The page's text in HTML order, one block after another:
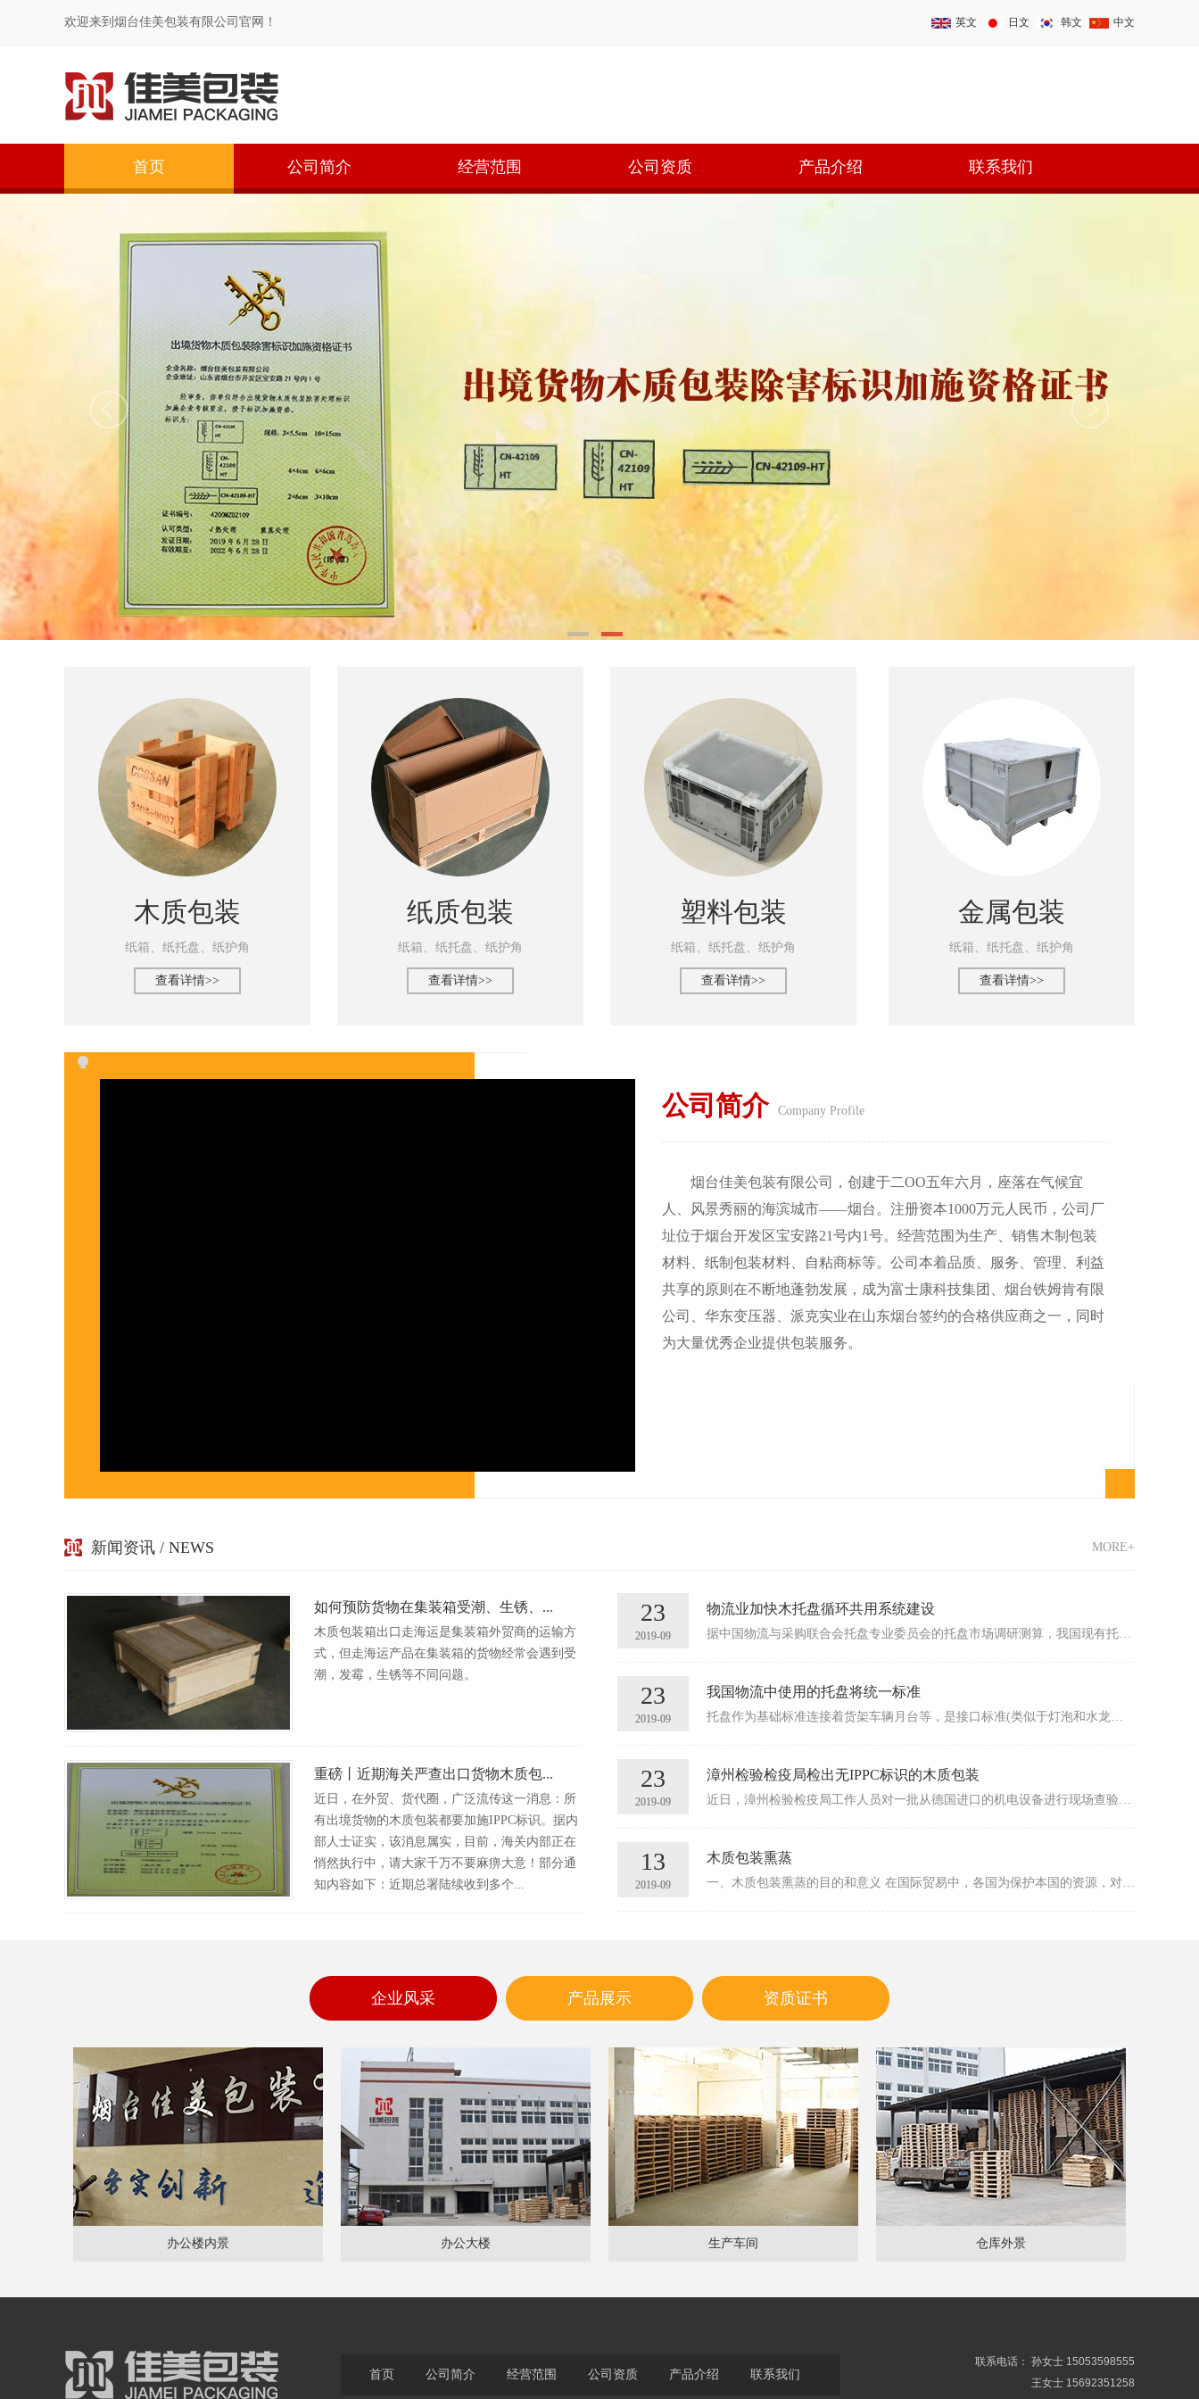
欢迎来到烟台佳美包装有限公司官网！ 英文 日文 韩文 中文
首页 公司简介 经营范围 公司资质 产品介绍 联系我们
木质包装
纸箱、纸托盘、纸护角
查看详情>>
纸质包装
纸箱、纸托盘、纸护角
查看详情>>
塑料包装
纸箱、纸托盘、纸护角
查看详情>>
金属包装
纸箱、纸托盘、纸护角
查看详情>>
公司简介 Company Profile
烟台佳美包装有限公司，创建于二OO五年六月，座落在气候宜
人、风景秀丽的海滨城市——烟台。注册资本1000万元人民币，公司厂
址位于烟台开发区宝安路21号内1号。经营范围为生产、销售木制包装
材料、纸制包装材料、自粘商标等。公司本着品质、服务、管理、利益
共享的原则在不断地蓬勃发展，成为富士康科技集团、烟台铁姆肯有限
公司、华东变压器、派克实业在山东烟台签约的合格供应商之一，同时
为大量优秀企业提供包装服务。
MORE+
新闻资讯 / NEWS
如何预防货物在集装箱受潮、生锈、...
木质包装箱出口走海运是集装箱外贸商的运输方
式，但走海运产品在集装箱的货物经常会遇到受
潮，发霉，生锈等不同问题。
重磅丨近期海关严查出口货物木质包...
近日，在外贸、货代圈，广泛流传这一消息：所
有出境货物的木质包装都要加施IPPC标识。据内
部人士证实，该消息属实，目前，海关内部正在
悄然执行中，请大家千万不要麻痹大意！部分通
知内容如下：近期总署陆续收到多个...
23
2019-09
物流业加快木托盘循环共用系统建设
据中国物流与采购联合会托盘专业委员会的托盘市场调研测算，我国现有托盘中木托盘所占的比例为78%，木质材料仍成为托盘的主要材料。实践表明，木质材料属于可再生资源，是一种理想的环保材料。
23
2019-09
我国物流中使用的托盘将统一标准
托盘作为基础标准连接着货架车辆月台等，是接口标准(类似于灯泡和水龙头)，目前市场托盘规格达五六十种，上下游不衔接造成低效、高成本，这是市场失灵的部位，需要政府、协会明确倡导一个尺寸，提高集中度。标准是服...
23
2019-09
漳州检验检疫局检出无IPPC标识的木质包装
近日，漳州检验检疫局工作人员对一批从德国进口的机电设备进行现场查验时，发现该批设备的部分木质包装未加施专用IPPC标识，存在林木有害生物入侵国境的风险。该局检验检疫人员随即监督货主对上述不合格木质包装实施...
13
2019-09
木质包装熏蒸
一、木质包装熏蒸的目的和意义 在国际贸易中，各国为保护本国的资源，对有的进口商品实行强制的检疫制度。木质包装熏蒸就是为了防止有害病虫危害进口国森林资源所采取的一种强制措施。因此，含有木质包装的出口货...
企业风采 产品展示 资质证书
办公楼内景 办公大楼 生产车间 仓库外景
首页 公司简介 经营范围 公司资质 产品介绍 联系我们
联系电话： 孙女士 15053598555
王女士 15692351258